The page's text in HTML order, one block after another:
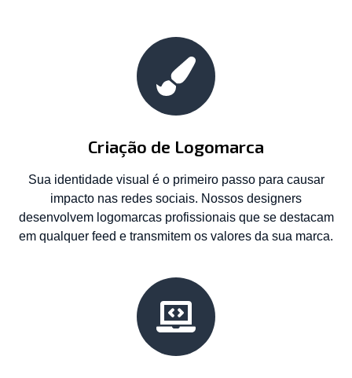
Criação de Logomarca
Sua identidade visual é o primeiro passo para causar
impacto nas redes sociais. Nossos designers
desenvolvem logomarcas profissionais que se destacam
em qualquer feed e transmitem os valores da sua marca.